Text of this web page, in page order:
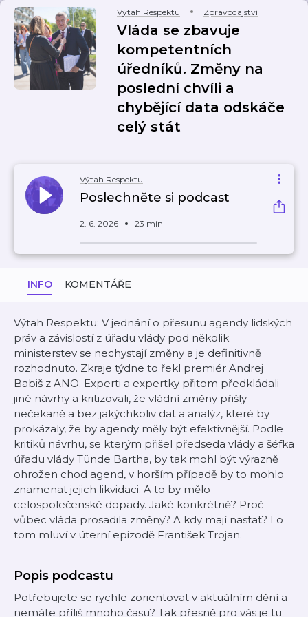
Výtah Respektu Zpravodajství
Vláda se zbavuje
kompetentních
úředníků. Změny na
poslední chvíli a
chybějící data odskáče
celý stát
Výtah Respektu
Poslechněte si podcast
2. 6. 2026 23 min
INFO KOMENTÁŘE
Výtah Respektu: V jednání o přesunu agendy lidských
práv a závislostí z úřadu vlády pod několik
ministerstev se nechystají změny a je definitivně
rozhodnuto. Zkraje týdne to řekl premiér Andrej
Babiš z ANO. Experti a expertky přitom předkládali
jiné návrhy a kritizovali, že vládní změny přišly
nečekaně a bez jakýchkoliv dat a analýz, které by
prokázaly, že by agendy měly být efektivnější. Podle
kritiků návrhu, se kterým přišel předseda vlády a šéfka
úřadu vlády Tünde Bartha, by tak mohl být výrazně
ohrožen chod agend, v horším případě by to mohlo
znamenat jejich likvidaci. A to by mělo
celospolečenské dopady. Jaké konkrétně? Proč
vůbec vláda prosadila změny? A kdy mají nastat? I o
tom mluví v úterní epizodě František Trojan.
Popis podcastu
Potřebujete se rychle zorientovat v aktuálním dění a
nemáte příliš mnoho času? Tak přesně pro vás je tu